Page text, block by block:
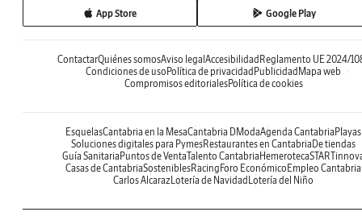
App Store Google Play
ContactarQuiénes somosAviso legal Accesibilidad Reglamento UE 2024/
Condiciones de uso Política de privacidad Publicidad Mapa web
Compromisos editorialesPolítica de cookies
EsquelasCantabria en la MesaCantabria DModaAgenda Cantabria Playas
Soluciones digitales para PymesRestaurantes en Cantabria De tiendas
Guía Sanitaria Puntos de VentaTalento Cantabria Hemeroteca
Casas de CantabriaSosteniblesRacing Foro Económico Empleo Cantabria
Carlos AlcarazLotería de Navidad Lotería del Niño